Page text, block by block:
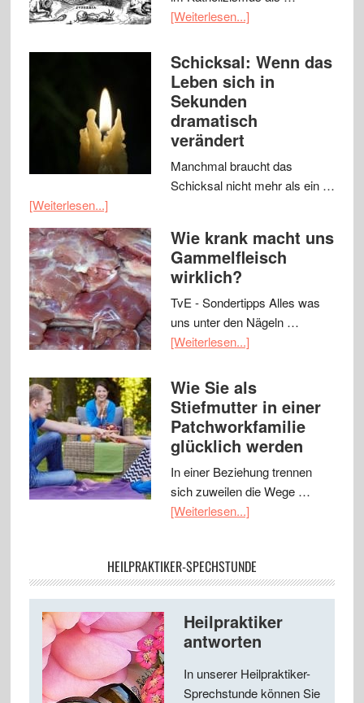
[Weiterlesen...]
Schicksal: Wenn das
Leben sich in
Sekunden
dramatisch
verändert
Manchmal braucht das
Schicksal nicht mehr als ein …
[Weiterlesen...]
Wie krank macht uns
Gammelfleisch
wirklich?
TvE - Sondertipps Alles was
uns unter den Nägeln …
[Weiterlesen...]
Wie Sie als
Stiefmutter in einer
Patchworkfamilie
glücklich werden
In einer Beziehung trennen
sich zuweilen die Wege …
[Weiterlesen...]
HEILPRAKTIKER-SPECHSTUNDE
Heilpraktiker
antworten
In unserer Heilpraktiker-
Sprechstunde können Sie